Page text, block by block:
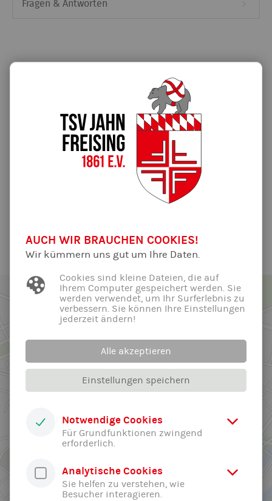
Fragen & Antworten
02.08.2022
Nachdem das Eltern-Kind-Turnen am 04.08.22 aufgrund von
Krankheit eigentlich abgesagt wurde, freuen wir uns Euch
mitteilen zu können, dass es nun doch stattfinden kann.
AUCH WIR BRAUCHEN COOKIES!
Wir kümmern uns gut um Ihre Daten.
Cookies sind kleine Dateien, die auf
Ihrem Computer gespeichert werden. Sie
werden verwendet, um Ihr Surferlebnis zu
verbessern. Sie können Ihre Einstellungen
jederzeit ändern!
Alle akzeptieren
Einstellungen speichern
Notwendige Cookies
Für Grundfunktionen zwingend
erforderlich.
Analytische Cookies
Sie helfen zu verstehen, wie
Besucher interagieren.